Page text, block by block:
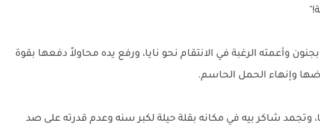
وأعمته الرغبة في الانتقام نحو نايا، ورفع يده محاولاً دفعها بقوة
وإنهاء الحمل الحاسم.
شاكر بيه في مكانه بقلة حيلة لكبر سنه وعدم قدرته على صد